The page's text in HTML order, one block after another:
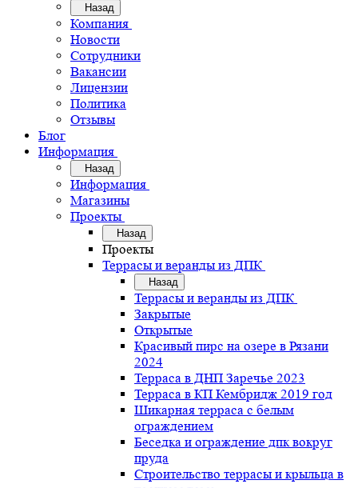
Назад
Компания
Новости
Сотрудники
Вакансии
Лицензии
Политика
Отзывы
Блог
Информация
Назад
Информация
Магазины
Проекты
Назад
Проекты
Террасы и веранды из ДПК
Назад
Террасы и веранды из ДПК
Закрытые
Открытые
Красивый пирс на озере в Рязани
2024
Терраса в ДНП Заречье 2023
Терраса в КП Кембридж 2019 год
Шикарная терраса с белым
ограждением
Беседка и ограждение дпк вокруг
пруда
Строительство террасы и крыльца в